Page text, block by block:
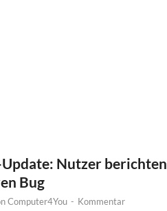
Nutzer berichten
Bug
Computer4You - Kommentar